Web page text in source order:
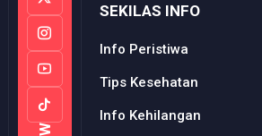
SEKILAS INFO
Info Peristiwa
Tips Kesehatan
Info Kehilangan